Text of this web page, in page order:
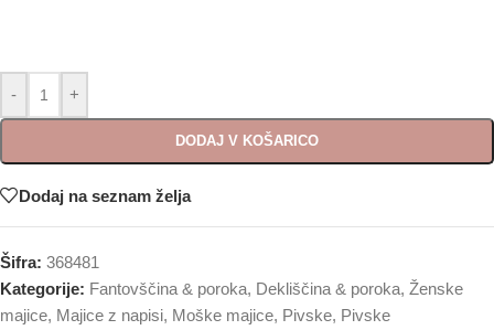
- +
DODAJ V KOŠARICO
Dodaj na seznam želja
Šifra: 368481
Kategorije: Fantovščina & poroka, Dekliščina & poroka, Ženske
majice, Majice z napisi, Moške majice, Pivske, Pivske